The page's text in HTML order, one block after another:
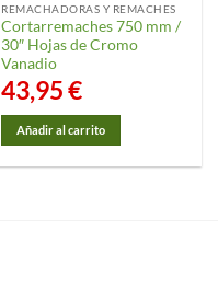
REMACHADORAS Y REMACHES
Cortarremaches 750 mm /
30″ Hojas de Cromo
Vanadio
43,95€
Añadir al carrito